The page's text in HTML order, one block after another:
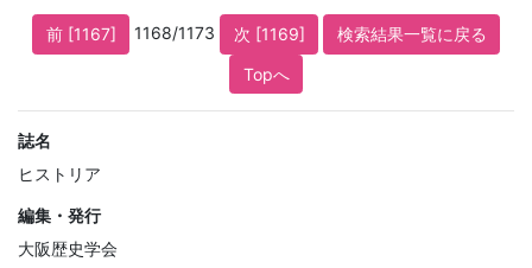
前 [1167] 1168/1173 次 [1169]
検索結果一覧に戻る
Topへ
誌名
ヒストリア
編集・発行
大阪歴史学会